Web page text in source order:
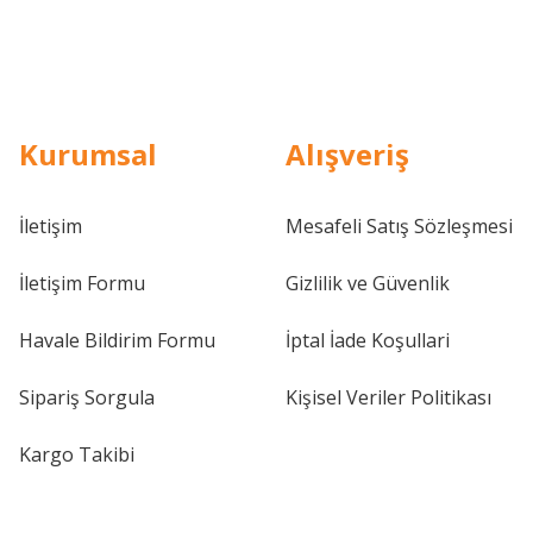
Kurumsal
İletişim
İletişim Formu
Havale Bildirim Formu
Sipariş Sorgula
Kargo Takibi
Alışveriş
Mesafeli Satış Sözleşmesi
Gizlilik ve Güvenlik
İptal İade Koşullari
Kişisel Veriler Politikası